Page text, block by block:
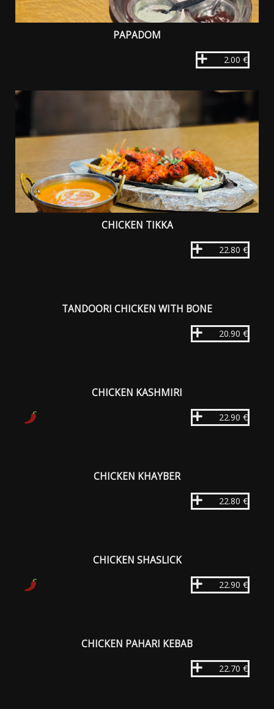
PAPADOM
2.00 €
CHICKEN TIKKA
22.80 €
TANDOORI CHICKEN WITH BONE
20.90 €
CHICKEN KASHMIRI
22.90 €
CHICKEN KHAYBER
22.80 €
CHICKEN SHASLICK
22.90 €
CHICKEN PAHARI KEBAB
22.70 €